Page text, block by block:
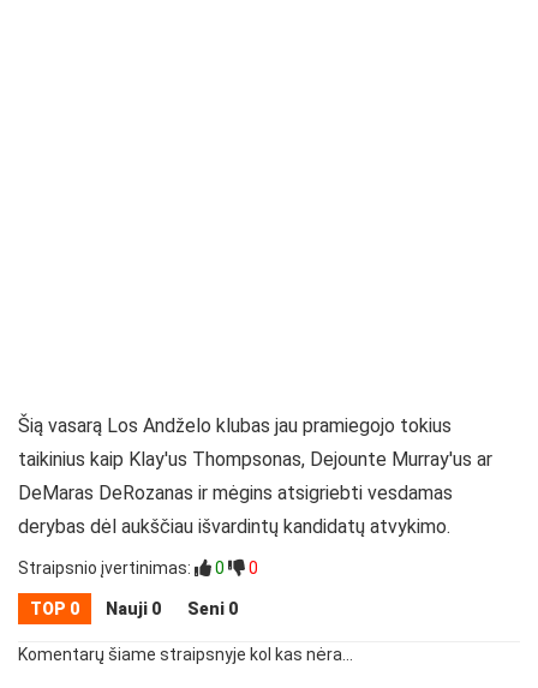
Šią vasarą Los Andželo klubas jau pramiegojo tokius
taikinius kaip Klay'us Thompsonas, Dejounte Murray'us ar
DeMaras DeRozanas ir mėgins atsigriebti vesdamas
derybas dėl aukščiau išvardintų kandidatų atvykimo.
Straipsnio įvertinimas: 0 0
TOP 0 Nauji 0 Seni 0
Komentarų šiame straipsnyje kol kas nėra...